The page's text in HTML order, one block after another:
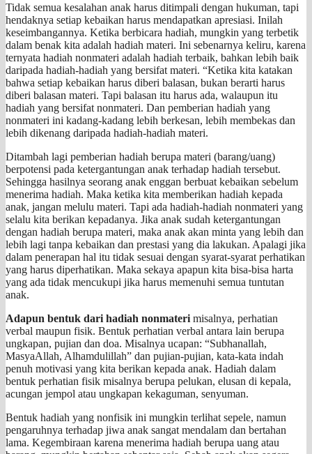
Tidak semua kesalahan anak harus ditimpali dengan hukuman, tapi
hendaknya setiap kebaikan harus mendapatkan apresiasi. Inilah
keseimbangannya. Ketika berbicara hadiah, mungkin yang terbetik
dalam benak kita adalah hadiah materi. Ini sebenarnya keliru, karena
ternyata hadiah nonmateri adalah hadiah terbaik, bahkan lebih baik
daripada hadiah-hadiah yang bersifat materi. “Ketika kita katakan
bahwa setiap kebaikan harus diberi balasan, bukan berarti harus
diberi balasan materi. Tapi balasan itu harus ada, walaupun itu
hadiah yang bersifat nonmateri. Dan pemberian hadiah yang
nonmateri ini kadang-kadang lebih berkesan, lebih membekas dan
lebih dikenang daripada hadiah-hadiah materi.
Ditambah lagi pemberian hadiah berupa materi (barang/uang)
berpotensi pada ketergantungan anak terhadap hadiah tersebut.
Sehingga hasilnya seorang anak enggan berbuat kebaikan sebelum
menerima hadiah. Maka ketika kita memberikan hadiah kepada
anak, jangan melulu materi. Tapi ada hadiah-hadiah nonmateri yang
selalu kita berikan kepadanya. Jika anak sudah ketergantungan
dengan hadiah berupa materi, maka anak akan minta yang lebih dan
lebih lagi tanpa kebaikan dan prestasi yang dia lakukan. Apalagi jika
dalam penerapan hal itu tidak sesuai dengan syarat-syarat perhatikan
yang harus diperhatikan. Maka sekaya apapun kita bisa-bisa harta
yang ada tidak mencukupi jika harus memenuhi semua tuntutan
anak.
Adapun bentuk dari hadiah nonmateri misalnya, perhatian
verbal maupun fisik. Bentuk perhatian verbal antara lain berupa
ungkapan, pujian dan doa. Misalnya ucapan: “Subhanallah,
MasyaAllah, Alhamdulillah” dan pujian-pujian, kata-kata indah
penuh motivasi yang kita berikan kepada anak. Hadiah dalam
bentuk perhatian fisik misalnya berupa pelukan, elusan di kepala,
acungan jempol atau ungkapan kekaguman, senyuman.
Bentuk hadiah yang nonfisik ini mungkin terlihat sepele, namun
pengaruhnya terhadap jiwa anak sangat mendalam dan bertahan
lama. Kegembiraan karena menerima hadiah berupa uang atau